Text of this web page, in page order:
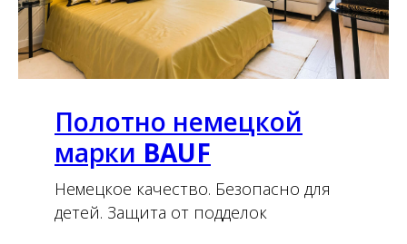
Полотно немецкой
марки BAUF
Немецкое качество. Безопасно для
детей. Защита от подделок